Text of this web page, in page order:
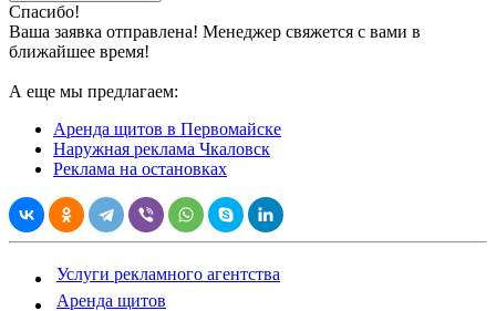
Спасибо!
Ваша заявка отправлена! Менеджер свяжется с вами в
ближайшее время!
А еще мы предлагаем:
Аренда щитов в Первомайске
Наружная реклама Чкаловск
Реклама на остановках
Услуги рекламного агентства
Аренда щитов